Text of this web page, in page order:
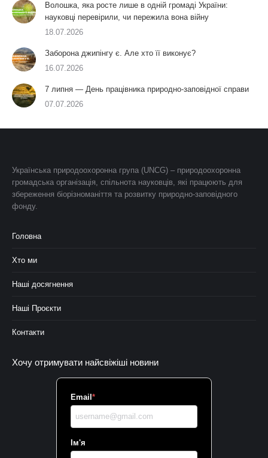
Волошка, яка росте лише в одній громаді України:
науковці перевірили, чи пережила вона війну
18.07.2026
Заборона джипінгу є. Але хто її виконує?
16.07.2026
7 липня — День працівника природно-заповідної справи
07.07.2026
Українська природоохоронна група (UNCG) – природоохоронна
громадська організація, спільнота науковців, які працюють для
збереження біорізноманіття та розвитку природно-заповідного
фонду.
Головна
Хто ми
Наші досягнення
Наші Проєкти
Контакти
Хочу отримувати найсвіжіші новини
Email *
Ім'я